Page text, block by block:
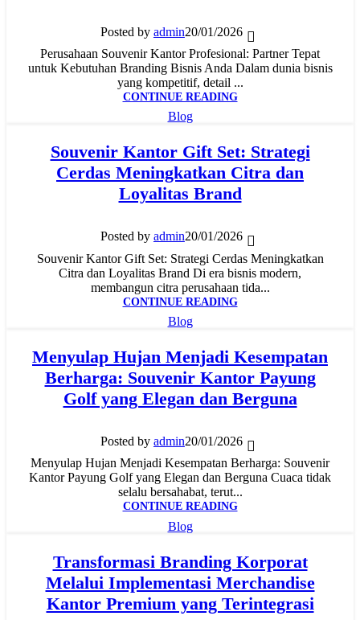
Posted by admin20/01/2026
Perusahaan Souvenir Kantor Profesional: Partner Tepat
untuk Kebutuhan Branding Bisnis Anda Dalam dunia bisnis
yang kompetitif, detail ...
CONTINUE READING
Blog
Souvenir Kantor Gift Set: Strategi
Cerdas Meningkatkan Citra dan
Loyalitas Brand
Posted by admin20/01/2026
Souvenir Kantor Gift Set: Strategi Cerdas Meningkatkan
Citra dan Loyalitas Brand Di era bisnis modern,
membangun citra perusahaan tida...
CONTINUE READING
Blog
Menyulap Hujan Menjadi Kesempatan
Berharga: Souvenir Kantor Payung
Golf yang Elegan dan Berguna
Posted by admin20/01/2026
Menyulap Hujan Menjadi Kesempatan Berharga: Souvenir
Kantor Payung Golf yang Elegan dan Berguna Cuaca tidak
selalu bersahabat, terut...
CONTINUE READING
Blog
Transformasi Branding Korporat
Melalui Implementasi Merchandise
Kantor Premium yang Terintegrasi